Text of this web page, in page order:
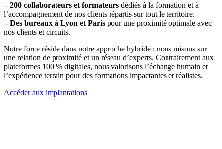
– 200 collaborateurs et formateurs dédiés à la formation et à
l’accompagnement de nos clients répartis sur tout le territoire.
– Des bureaux à Lyon et Paris pour une proximité optimale avec
nos clients et circuits.
Notre force réside dans notre approche hybride : nous misons sur
une relation de proximité et un réseau d’experts. Contrairement aux
plateformes 100 % digitales, nous valorisons l’échange humain et
l’expérience terrain pour des formations impactantes et réalistes.
Accéder aux implantations